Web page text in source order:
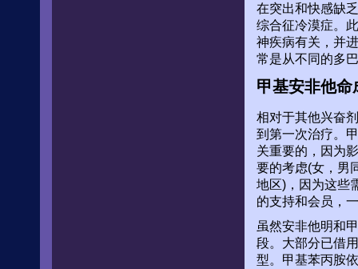
在突出和快感缺
综合征冷漠症。
神疾病有关，并
常是从不同的多
甲基安非他命
相对于其他兴奋
到第一次治疗。
关重要的，因为
要的考虑(女，男
地区)，因为这些
的支持和会员，
虽然安非他明和
段。大部分已借
型。甲基苯丙胺